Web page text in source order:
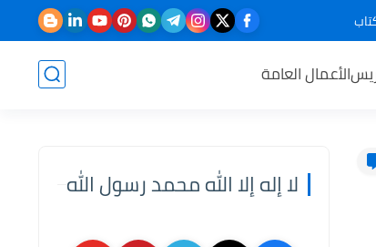
الأعمال العامة
لا إله إلا الله محمد رسول الله